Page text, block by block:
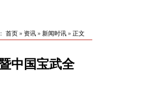
首页 » 资讯 » 新闻时讯 » 正文
中国宝武全